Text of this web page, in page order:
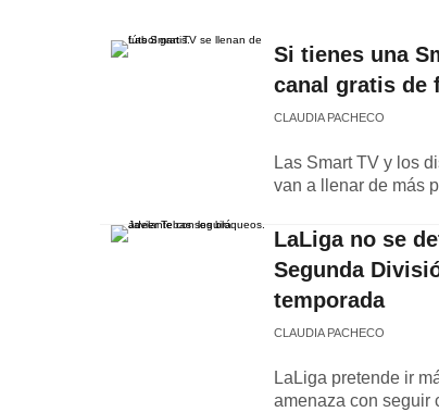
Si tienes una
canal gratis de
CLAUDIA PACHECO
Las Smart TV y los
van a llenar de más
LaLiga no se
Segunda
temporada
CLAUDIA PACHECO
LaLiga pretende ir
amenaza con seguir